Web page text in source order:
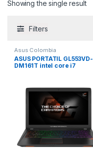
Showing the single result
Filters
Asus Colombia
ASUS PORTATIL GL553VD-
DM161T intel core i7